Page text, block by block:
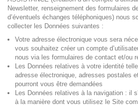
Newsletter, renseignement des formulaires
d’éventuels échanges téléphoniques) nous
collecter les Données suivantes :
Votre adresse électronique vous sera
vous souhaitez créer un compte
nous via les formulaires de contact et/ou
Les Données relatives à votre identité
adresse électronique, adresses postales
pourront vous être demandées
Les Données relatives à la navigation : il
à la manière dont vous utilisez le Site